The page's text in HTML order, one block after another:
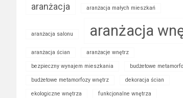
aranżacja aranżacja małych mieszkań
aranżacja salonu aranżacja
aranżacja ścian aranżacje wnętrz
bezpieczny wynajem mieszkania budżetowe
budżetowe metamorfozy wnętrz dekoracja ścian
ekologiczne wnętrza funkcjonalne wnętrza